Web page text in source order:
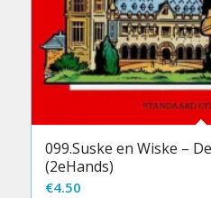
099.Suske en Wiske –
(2eHands)
€4.50